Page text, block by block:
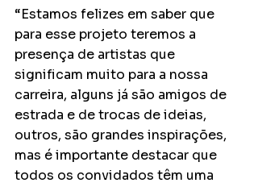
“Estamos felizes em saber que
para esse projeto teremos a
presença de artistas que
significam muito para a nossa
carreira, alguns já são amigos de
estrada e de trocas de ideias,
outros, são grandes inspirações,
mas é importante destacar que
todos os convidados têm uma